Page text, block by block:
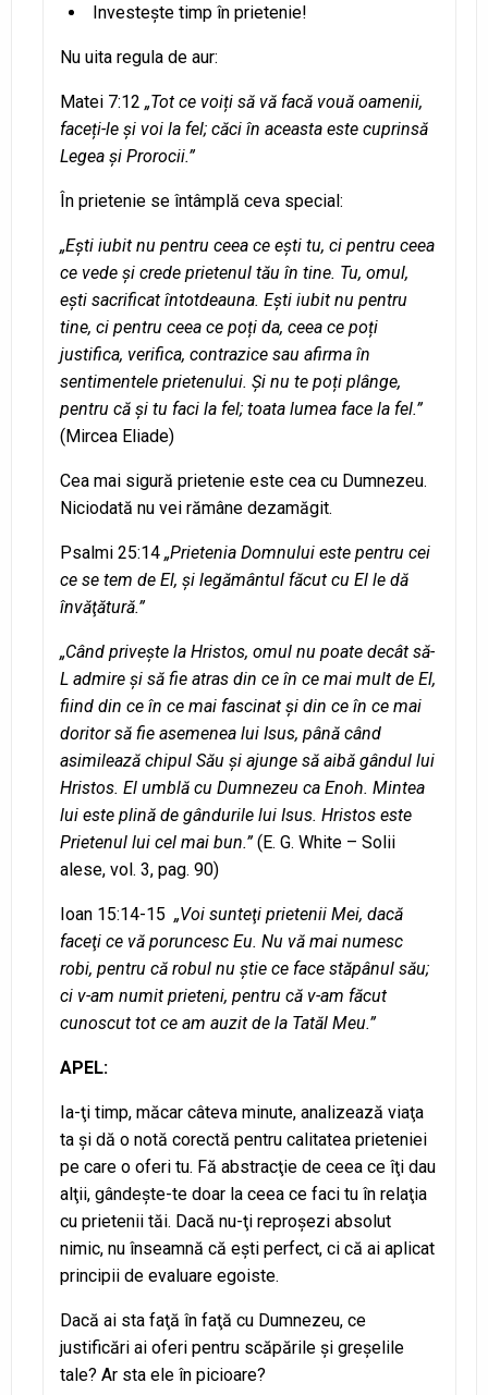
Investeşte timp în prietenie!
Nu uita regula de aur:
Matei 7:12 „Tot ce voiți să vă facă vouă oamenii,
faceți-le și voi la fel; căci în aceasta este cuprinsă
Legea și Prorocii.”
În prietenie se întâmplă ceva special:
„Ești iubit nu pentru ceea ce ești tu, ci pentru ceea
ce vede şi crede prietenul tău în tine. Tu, omul,
ești sacrificat întotdeauna. Ești iubit nu pentru
tine, ci pentru ceea ce poți da, ceea ce poți
justifica, verifica, contrazice sau afirma în
sentimentele prietenului. Şi nu te poți plânge,
pentru că şi tu faci la fel; toata lumea face la fel.”
(Mircea Eliade)
Cea mai sigură prietenie este cea cu Dumnezeu.
Niciodată nu vei rămâne dezamăgit.
Psalmi 25:14 „Prietenia Domnului este pentru cei
ce se tem de El, şi legământul făcut cu El le dă
învăţătură.”
„Când privește la Hristos, omul nu poate decât să-
L admire și să fie atras din ce în ce mai mult de El,
fiind din ce în ce mai fascinat și din ce în ce mai
doritor să fie asemenea lui Isus, până când
asimilează chipul Său și ajunge să aibă gândul lui
Hristos. El umblă cu Dumnezeu ca Enoh. Mintea
lui este plină de gândurile lui Isus. Hristos este
Prietenul lui cel mai bun.”(E. G. White – Solii
alese, vol. 3, pag. 90)
Ioan 15:14-15 „Voi sunteţi prietenii Mei, dacă
faceţi ce vă poruncesc Eu. Nu vă mai numesc
robi, pentru că robul nu ştie ce face stăpânul său;
ci v-am numit prieteni, pentru că v-am făcut
cunoscut tot ce am auzit de la Tatăl Meu.”
APEL:
Ia-ţi timp, măcar câteva minute, analizează viaţa
ta şi dă o notă corectă pentru calitatea prieteniei
pe care o oferi tu. Fă abstracţie de ceea ce îţi dau
alţii, gândeşte-te doar la ceea ce faci tu în relaţia
cu prietenii tăi. Dacă nu-ţi reproşezi absolut
nimic, nu înseamnă că eşti perfect, ci că ai aplicat
principii de evaluare egoiste.
Dacă ai sta faţă în faţă cu Dumnezeu, ce
justificări ai oferi pentru scăpările şi greşelile
tale? Ar sta ele în picioare?